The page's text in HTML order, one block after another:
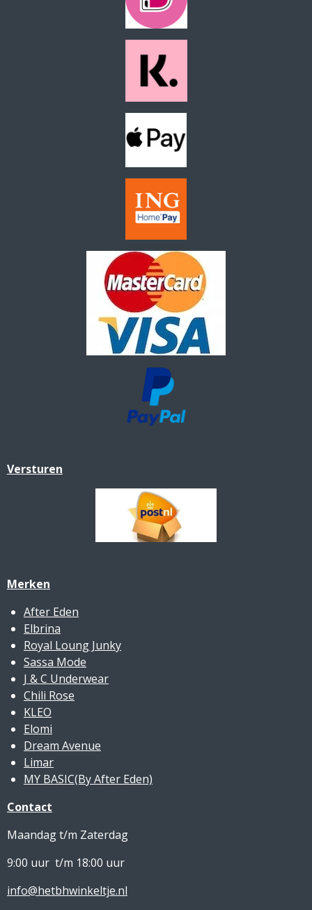
Versturen
Merken
After Eden
Elbrina
Royal Loung Junky
Sassa Mode
J & C Underwear
Chili Rose
KLEO
Elomi
Dream Avenue
Limar
MY BASIC(By After Eden)
Contact
Maandag t/m Zaterdag
9:00 uur t/m 18:00 uur
info@hetbhwinkeltje.nl